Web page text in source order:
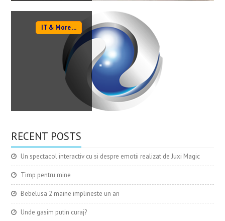
IT & More ...
RECENT POSTS
Un spectacol interactiv cu si despre emotii realizat de Juxi Magic
Timp pentru mine
Bebelusa 2 maine implineste un an
Unde gasim putin curaj?